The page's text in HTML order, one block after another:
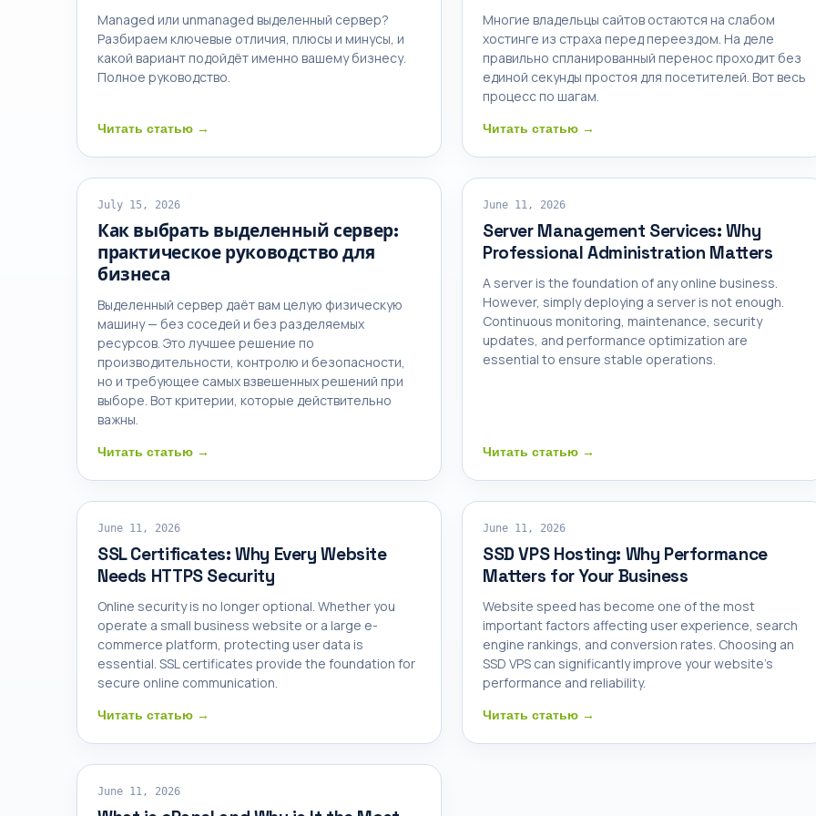
Managed или unmanaged выделенный сервер?
Разбираем ключевые отличия, плюсы и минусы, и
какой вариант подойдёт именно вашему бизнесу.
Полное руководство.
Читать статью →
Многие владельцы сайтов остаются на слабом
хостинге из страха перед переездом. На деле
правильно спланированный перенос проходит без
единой секунды простоя для посетителей. Вот весь
процесс по шагам.
Читать статью →
ВЫДЕЛЕННЫЕ СЕРВЕРЫ
July 15, 2026
Как выбрать выделенный сервер:
практическое руководство для
бизнеса
Выделенный сервер даёт вам целую физическую
машину — без соседей и без разделяемых
ресурсов. Это лучшее решение по
производительности, контролю и безопасности,
но и требующее самых взвешенных решений при
выборе. Вот критерии, которые действительно
важны.
Читать статью →
SERVER MANAGEMENT
June 11, 2026
Server Management Services: Why
Professional Administration Matters
A server is the foundation of any online business.
However, simply deploying a server is not enough.
Continuous monitoring, maintenance, security
updates, and performance optimization are
essential to ensure stable operations.
Читать статью →
SSL CERTIFICATES
June 11, 2026
SSL Certificates: Why Every Website
Needs HTTPS Security
Online security is no longer optional. Whether you
operate a small business website or a large e-
commerce platform, protecting user data is
essential. SSL certificates provide the foundation for
secure online communication.
Читать статью →
SSD VPS
June 11, 2026
SSD VPS Hosting: Why Performance
Matters for Your Business
Website speed has become one of the most
important factors affecting user experience, search
engine rankings, and conversion rates. Choosing an
SSD VPS can significantly improve your website's
performance and reliability.
Читать статью →
CPANEL HOSTING
June 11, 2026